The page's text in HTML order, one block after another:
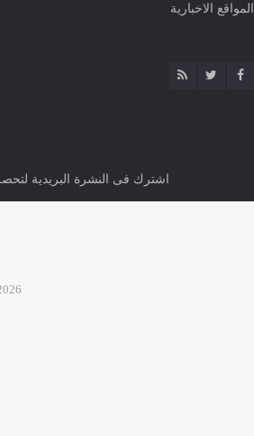
المواقع الاخبارية
اشترك فى النشرة البريدية
©